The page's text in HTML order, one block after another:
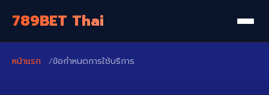
789BET Thai
หน้าแรก ข้อกำหนดการใช้บริการ